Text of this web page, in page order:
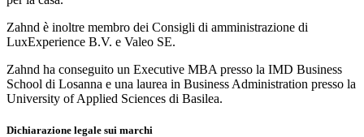
Zahnd è inoltre membro dei Consigli di amministrazione di
LuxExperience B.V. e Valeo SE.
Zahnd ha conseguito un Executive MBA presso la IMD Business
School di Losanna e una laurea in Business Administration presso la
University of Applied Sciences di Basilea.
Dichiarazione legale sui marchi